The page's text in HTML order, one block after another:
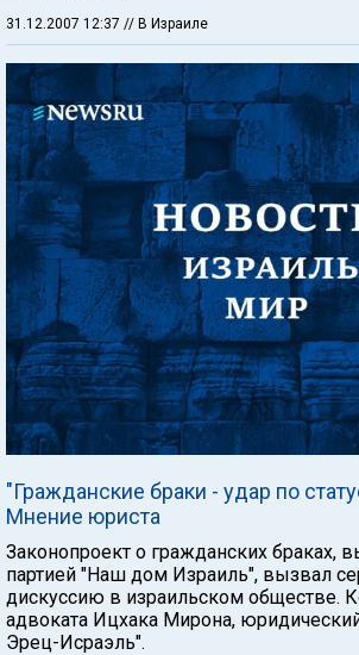
31.12.2007 12:37 // В Израиле
"Гражданские браки - удар по
Мнение юриста
Законопроект о гражданских браках,
партией "Наш дом Израиль", вызвал
дискуссию в израильском обществе.
адвоката Ицхака Мирона,
Эрец-Исраэль".